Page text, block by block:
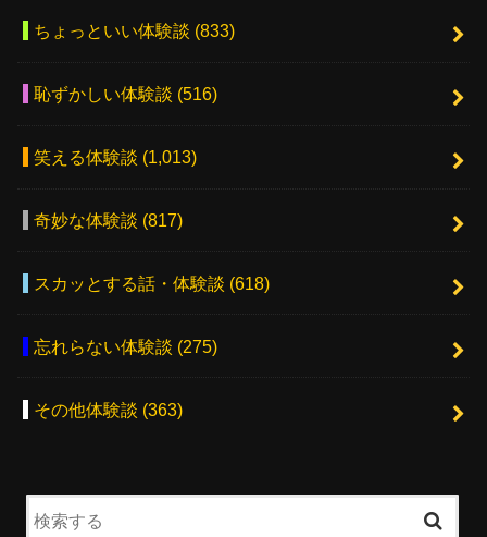
ちょっといい体験談 (833)
恥ずかしい体験談 (516)
笑える体験談 (1,013)
奇妙な体験談 (817)
スカッとする話・体験談 (618)
忘れらない体験談 (275)
その他体験談 (363)